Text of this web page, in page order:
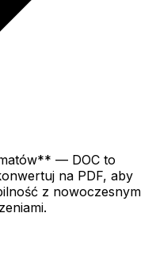
— DOC to
na PDF, aby
z nowoczesnym